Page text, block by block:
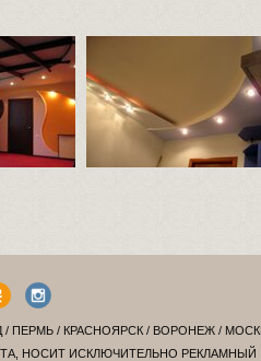
/ ПЕРМЬ/ КРАСНОЯРСК/ ВОРОНЕЖ/
НОСИТ ИСКЛЮЧИТЕЛЬНО РЕКЛАМНЫЙ